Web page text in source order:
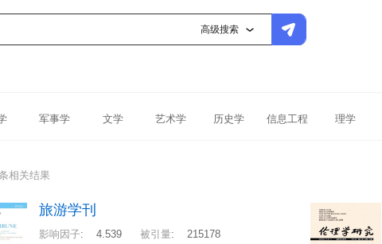
高级搜索
军事学 文学 艺术学 历史学 信息工程 理学
相关结果
旅游学刊
影响因子: 4.539 被引量:
215178